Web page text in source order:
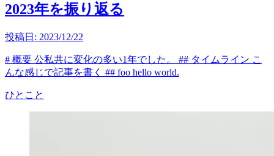
2023年を振り返る
投稿日: 2023/12/22
# 概要 公私共に変化の多い1年でした。 ## タイムライン こ
んな感じで記事を書く ## foo hello world.
ひとこと